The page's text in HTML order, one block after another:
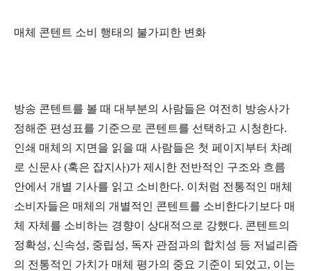
매체 콘텐트 소비 행태의 불가피한 변화
방송 콘텐트를 볼 때 대부분의 사람들은 여전히 방송사가
정해준 편성표를 기준으로 콘텐트를 선택하고 시청한다.
인쇄 매체의 지면을 읽을 때 사람들은 첫 페이지부터 차례
로 신문사 (혹은 잡지사)가 제시한 전반적인 구조와 흐름
안에서 개별 기사를 읽고 소비한다. 이처럼 전통적인 매체
소비자들은 매체의 개별적인 콘텐트를 소비한다기보다 매
체 자체를 소비하는 경향이 상대적으로 강했다. 콘텐트의
정확성, 신속성, 중립성, 독자 관점과의 합치성 등 저널리즘
의 전통적인 가치가 매체 평가의 중요 기준이 되었고, 이는